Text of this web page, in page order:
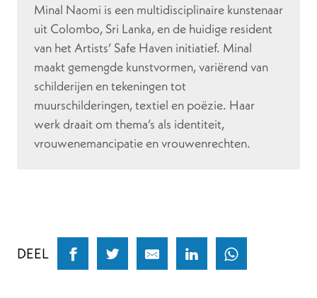
Minal Naomi is een multidisciplinaire kunstenaar
uit Colombo, Sri Lanka, en de huidige resident
van het Artists’ Safe Haven initiatief. Minal
maakt gemengde kunstvormen, variërend van
schilderijen en tekeningen tot
muurschilderingen, textiel en poëzie. Haar
werk draait om thema’s als identiteit,
vrouwenemancipatie en vrouwenrechten.
DEEL